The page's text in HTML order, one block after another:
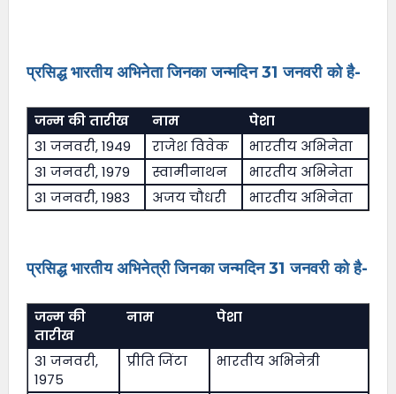
प्रसिद्ध भारतीय अभिनेता जिनका जन्मदिन 31 जनवरी को है-
जन्म की तारीख नाम
पेशा
31 जनवरी, 1949
राजेश विवेक
भारतीय अभिनेता
31 जनवरी, 1979
स्वामीनाथन
भारतीय अभिनेता
31 जनवरी, 1983
अजय चौधरी भारतीय अभिनेता
प्रसिद्ध भारतीय अभिनेत्री जिनका जन्मदिन 31 जनवरी को है-
जन्म की
तारीख
नाम पेशा
31 जनवरी,
1975
प्रीति जिंटा भारतीय अभिनेत्री